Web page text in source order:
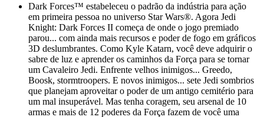
Dark Forces™ estabeleceu o padrão da indústria para ação
em primeira pessoa no universo Star Wars®. Agora Jedi
Knight: Dark Forces II começa de onde o jogo premiado
parou... com ainda mais recursos e poder de fogo em gráficos
3D deslumbrantes. Como Kyle Katarn, você deve adquirir o
sabre de luz e aprender os caminhos da Força para se tornar
um Cavaleiro Jedi. Enfrente velhos inimigos... Greedo,
Boosk, stormtroopers. E novos inimigos... sete Jedi sombrios
que planejam aproveitar o poder de um antigo cemitério para
um mal insuperável. Mas tenha coragem, seu arsenal de 10
armas e mais de 12 poderes da Força fazem de você uma